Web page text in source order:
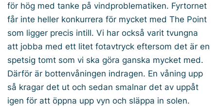
för hög med tanke på vindproblematiken. Fyrtornet
får inte heller konkurrera för mycket med The Point
som ligger precis intill. Vi har också varit tvungna
att jobba med ett litet fotavtryck eftersom det är en
spetsig tomt som vi ska göra ganska mycket med.
Därför är bottenvåningen indragen. En våning upp
så kragar det ut och sedan smalnar det av uppåt
igen för att öppna upp vyn och släppa in solen.